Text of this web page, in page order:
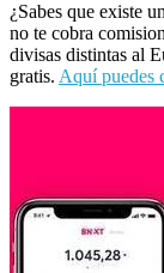
¿Sabes que existe
no te cobra
divisas distintas al
gratis. Aquí puedes